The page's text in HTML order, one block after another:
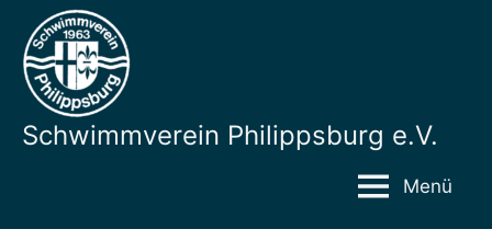
Inhalt
springen
Schwimmverein Philippsburg e.V.
Hier
finden
sie
Menü